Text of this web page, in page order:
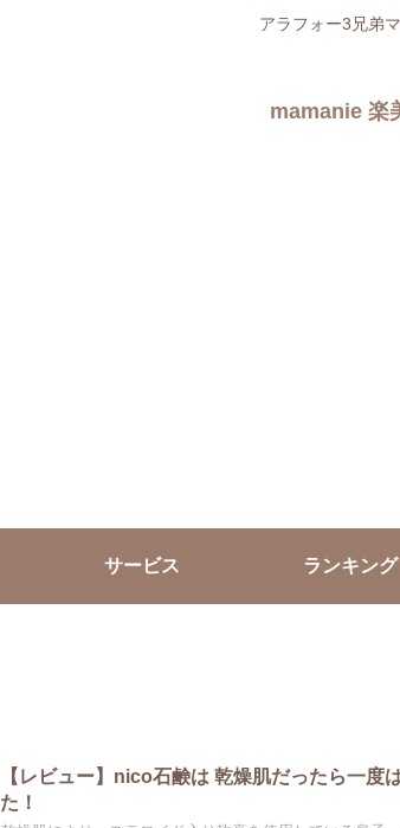
アラフォー3兄弟
mamanie 楽
サービス ランキング
【レビュー】nico石鹸は 乾燥肌だったら一度
た！